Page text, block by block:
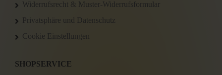
Widerrufsrecht & Muster-Widerrufsformular
Privatsphäre und Datenschutz
Cookie Einstellungen
SHOPSERVICE